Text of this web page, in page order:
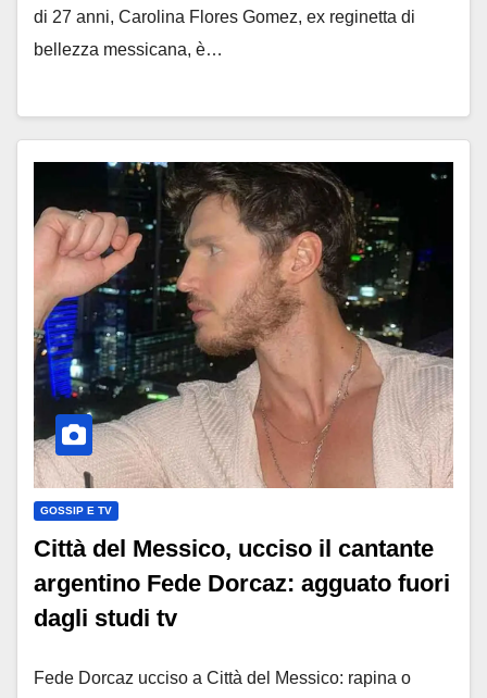
di 27 anni, Carolina Flores Gomez, ex reginetta di
bellezza messicana, è…
GOSSIP E TV
Città del Messico, ucciso il cantante
argentino Fede Dorcaz: agguato fuori
dagli studi tv
Fede Dorcaz ucciso a Città del Messico: rapina o